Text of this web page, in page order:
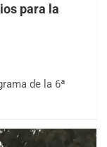
para la
de la 6ª